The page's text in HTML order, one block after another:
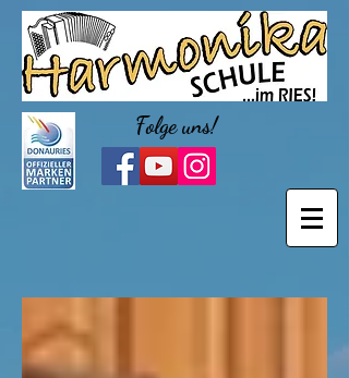
Folge uns!